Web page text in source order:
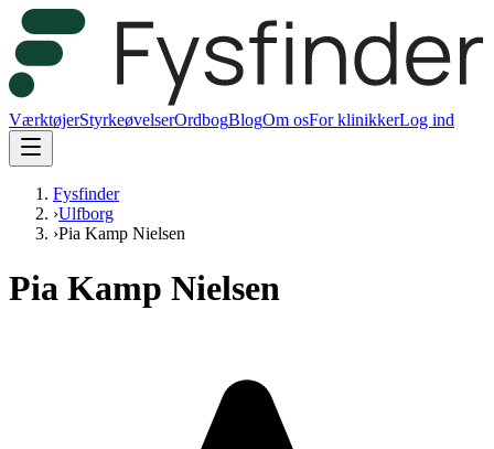
VærktøjerStyrkeøvelserOrdbogBlogOm osFor klinikkerLog ind
Fysfinder
›Ulfborg
›Pia Kamp Nielsen
Pia Kamp Nielsen